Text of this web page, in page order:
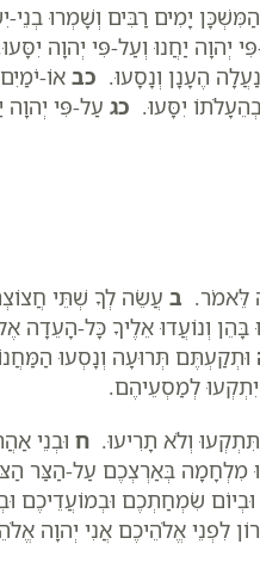
יָמִים רַבִּים וְשָׁמְרוּ
יַחֲנוּ וְעַל-פִּי יְהוָה
הֶעָנָן וְנָסָעוּ. כב אוֹ-
יִסָּעוּ. כג עַל-פִּי
לֵּאמֹר. ב עֲשֵׂה לְךָ שְׁתֵּי
בָּהֵן וְנוֹעֲדוּ אֵלֶיךָ כָּל-הָעֵדָה
וּתְקַעְתֶּם תְּרוּעָה וְנָסְעוּ
לְמַסְעֵיהֶם.
וְלֹא תָרִיעוּ. ח וּבְנֵי
מִלְחָמָה בְּאַרְצְכֶם עַל-הַצַּר
וּבְיוֹם שִׂמְחַתְכֶם וּבְמוֹעֲדֵיכֶם
לִפְנֵי אֱלֹהֵיכֶם אֲנִי יְהוָה